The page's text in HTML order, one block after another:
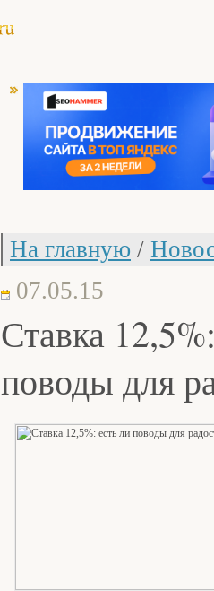
На главную /
07.05.15
Ставка
поводы для